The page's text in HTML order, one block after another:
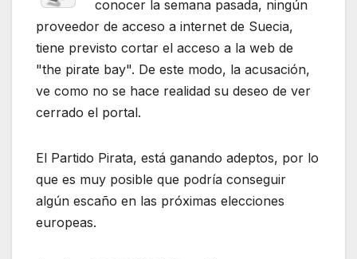
conocer la semana pasada, ningún
proveedor de acceso a internet de Suecia,
tiene previsto cortar el acceso a la web de
"the pirate bay". De este modo, la acusación,
ve como no se hace realidad su deseo de ver
cerrado el portal.
El Partido Pirata, está ganando adeptos, por lo
que es muy posible que podría conseguir
algún escaño en las próximas elecciones
europeas.